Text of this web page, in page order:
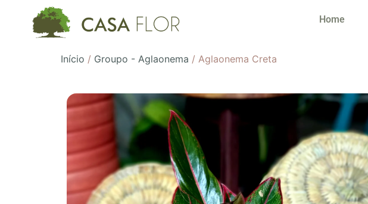
Home
Início / Groupo - Aglaonema / Aglaonema Creta